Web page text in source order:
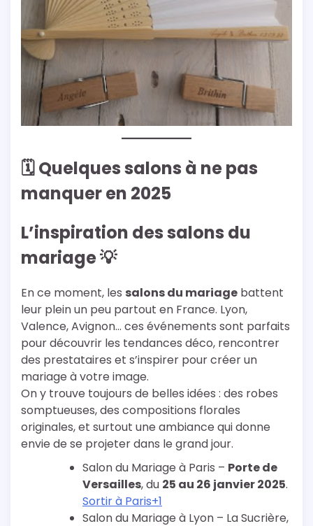
🗓 Quelques salons à ne pas
manquer en 2025
L’inspiration des salons du
mariage 💡
En ce moment, les salons du mariage battent
leur plein un peu partout en France. Lyon,
Valence, Avignon… ces événements sont parfaits
pour découvrir les tendances déco, rencontrer
des prestataires et s’inspirer pour créer un
mariage à votre image.
On y trouve toujours de belles idées : des robes
somptueuses, des compositions florales
originales, et surtout une ambiance qui donne
envie de se projeter dans le grand jour.
Salon du Mariage à Paris – Porte de
Versailles, du 25 au 26 janvier 2025.
Sortir à Paris+1
Salon du Mariage à Lyon – La Sucrière,